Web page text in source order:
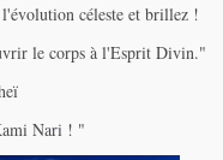
céleste et brillez !
le corps à l'Esprit Divin."
Nari ! "